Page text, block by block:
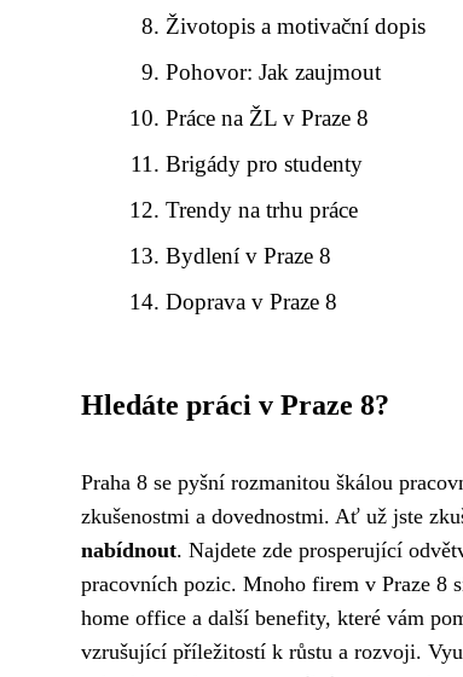
Životopis a motivační dopis
Pohovor: Jak zaujmout
Práce na ŽL v Praze 8
Brigády pro studenty
Trendy na trhu práce
Bydlení v Praze 8
Doprava v Praze 8
Hledáte práci v Praze 8?
Praha 8 se pyšní rozmanitou škálou
zkušenostmi a dovednostmi. Ať už jste
nabídnout. Najdete zde prosperující
pracovních pozic. Mnoho firem v Praze 8
home office a další benefity, které vám
vzrušující příležitostí k růstu a rozvoji.